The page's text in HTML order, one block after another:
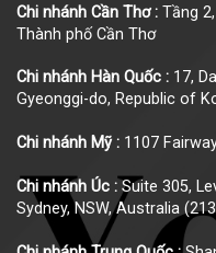
Chi nhánh Cần Thơ : Tầng
Thành phố Cần Thơ
Chi nhánh Hàn Quốc : 17,
Gyeonggi-do, Republic of
Chi nhánh Mỹ : 1107
Chi nhánh Úc : Suite 305,
Sydney, NSW, Australia